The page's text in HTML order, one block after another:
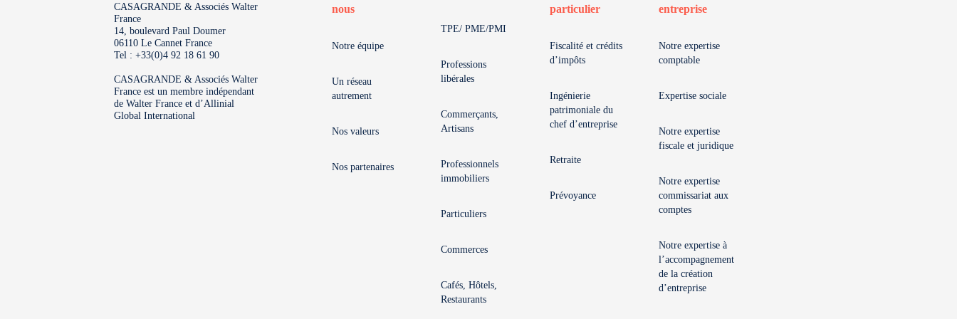
CASAGRANDE & Associés Walter
France
14, boulevard Paul Doumer
06110 Le Cannet France
Tel : +33(0)4 92 18 61 90
CASAGRANDE & Associés Walter
France est un membre indépendant
de Walter France et d’Allinial
Global International
nous
Notre équipe
Un réseau
autrement
Nos valeurs
Nos partenaires
TPE/ PME/PMI
Professions
libérales
Commerçants,
Artisans
Professionnels
immobiliers
Particuliers
Commerces
Cafés, Hôtels,
Restaurants
particulier
Fiscalité et crédits
d’impôts
Ingénierie
patrimoniale du
chef d’entreprise
Retraite
Prévoyance
entreprise
Notre expertise
comptable
Expertise sociale
Notre expertise
fiscale et juridique
Notre expertise
commissariat aux
comptes
Notre expertise à
l’accompagnement
de la création
d’entreprise